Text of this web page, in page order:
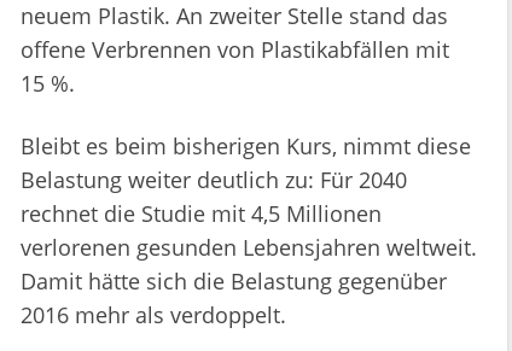
neuem Plastik. An zweiter Stelle stand das
offene Verbrennen von Plastikabfällen mit
15 %.
Bleibt es beim bisherigen Kurs, nimmt diese
Belastung weiter deutlich zu: Für 2040
rechnet die Studie mit 4,5 Millionen
verlorenen gesunden Lebensjahren weltweit.
Damit hätte sich die Belastung gegenüber
2016 mehr als verdoppelt.